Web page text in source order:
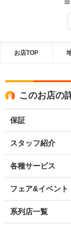
お店TOP
このお店の
保証
スタッフ紹介
各種サービス
フェア&イベント
系列店一覧